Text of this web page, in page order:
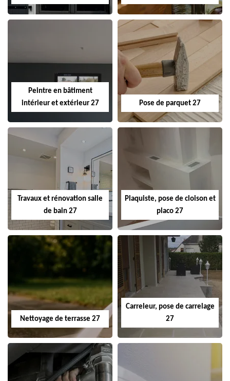
Peintre en bâtiment
intérieur et extérieur 27
Pose de parquet 27
Travaux et rénovation salle
de bain 27
Plaquiste, pose de cloison et
placo 27
Nettoyage de terrasse 27
Carreleur, pose de carrelage
27